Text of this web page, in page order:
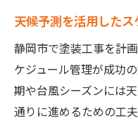
天候予測を活用した
静岡市で塗装工事を計
ケジュール管理が成功
期や台風シーズンには
通りに進めるための工